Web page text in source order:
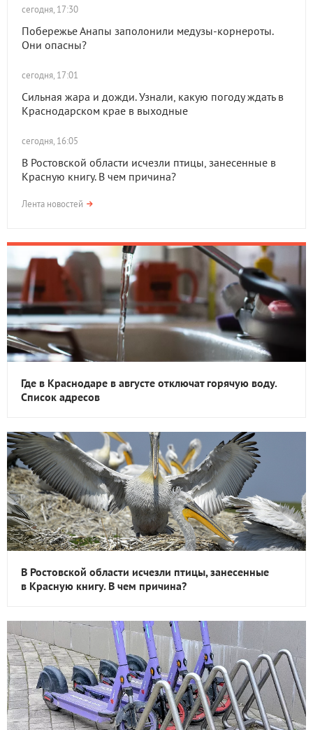
сегодня, 17:30
Побережье Анапы заполонили медузы-корнероты.
Они опасны?
сегодня, 17:01
Сильная жара и дожди. Узнали, какую погоду ждать в
Краснодарском крае в выходные
сегодня, 16:05
В Ростовской области исчезли птицы, занесенные в
Красную книгу. В чем причина?
Лента новостей
Где в Краснодаре в августе отключат горячую воду.
Список адресов
В Ростовской области исчезли птицы, занесенные
в Красную книгу. В чем причина?